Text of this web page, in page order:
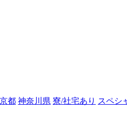
都 神奈川県 寮/社宅あり スペシ